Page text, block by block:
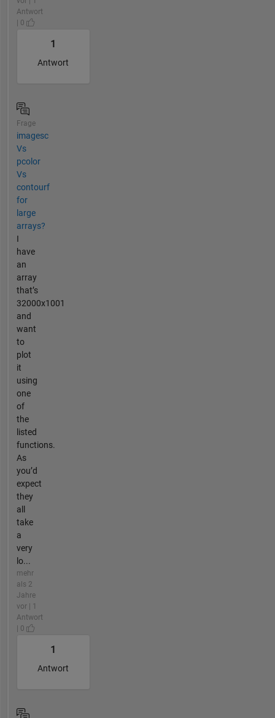
Antwort
| 0
1
Antwort
Frage
imagesc
Vs
pcolor
Vs
contourf
for
large
arrays?
I
have
an
array
that’s
32000x1001
and
want
to
plot
it
using
one
of
the
listed
functions.
As
you’d
expect
they
all
take
a
very
lo...
mehr
als 2
Jahre
vor | 1
Antwort
| 0
1
Antwort